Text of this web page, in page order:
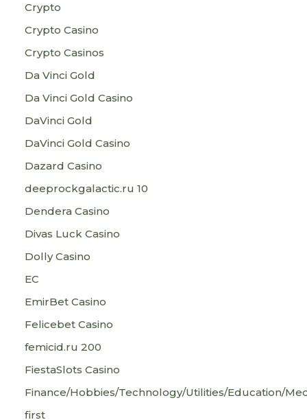
Crypto
Crypto Casino
Crypto Casinos
Da Vinci Gold
Da Vinci Gold Casino
DaVinci Gold
DaVinci Gold Casino
Dazard Casino
deeprockgalactic.ru 10
Dendera Casino
Divas Luck Casino
Dolly Casino
EC
EmirBet Casino
Felicebet Casino
femicid.ru 200
FiestaSlots Casino
Finance/Hobbies/Technology/Utilities/Education/
first